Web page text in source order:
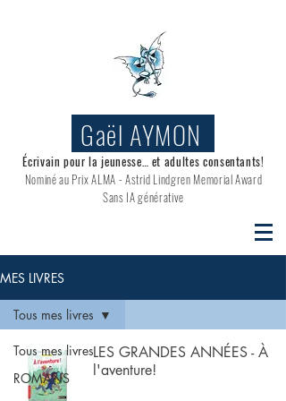
Gaël AYMON
Écrivain pour la jeunesse… et adultes consentants!
Nominé au Prix ALMA - Astrid Lindgren Memorial Award
Sans IA générative
MES LIVRES
Tous mes livres
ROMANS
Tous mes livres
LES GRANDES ANNÉES - À
l'aventure!